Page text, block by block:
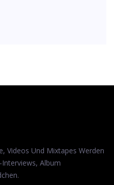
Videos Und Mixtapes Werden
Album